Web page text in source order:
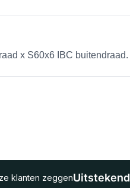
x S60x6 IBC buitendraad.
klanten zeggenUitstekend